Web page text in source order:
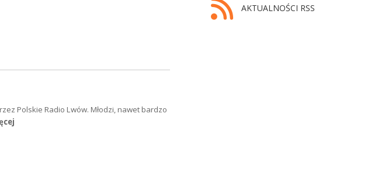
AKTUALNOŚCI RSS
Polskie Radio Lwów. Młodzi, nawet bardzo